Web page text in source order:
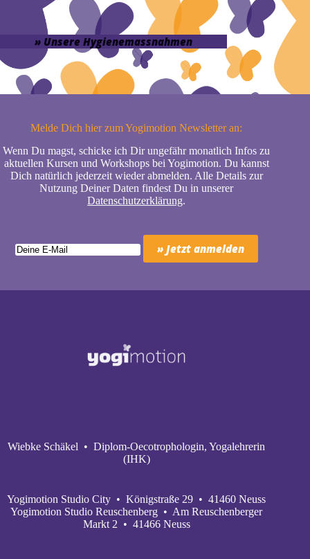
» Unsere Hygienemassnahmen
Melde Dich hier zum Yogimotion Newsletter an:
Wenn Du magst, schicke ich Dir ungefähr monatlich Infos zu
aktuellen Kursen und Workshops bei Yogimotion. Du kannst
Dich natürlich jederzeit wieder abmelden. Alle Details zur
Nutzung Deiner Daten findest Du in unserer
Datenschutzerklärung.
Wiebke Schäkel • Diplom-Oecotrophologin, Yogalehrerin
(IHK)
Yogimotion Studio City • Königstraße 29 • 41460 Neuss
Yogimotion Studio Reuschenberg • Am Reuschenberger
Markt 2 • 41466 Neuss